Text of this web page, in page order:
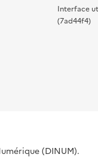
Interface
(7ad44f4)
(DINUM).